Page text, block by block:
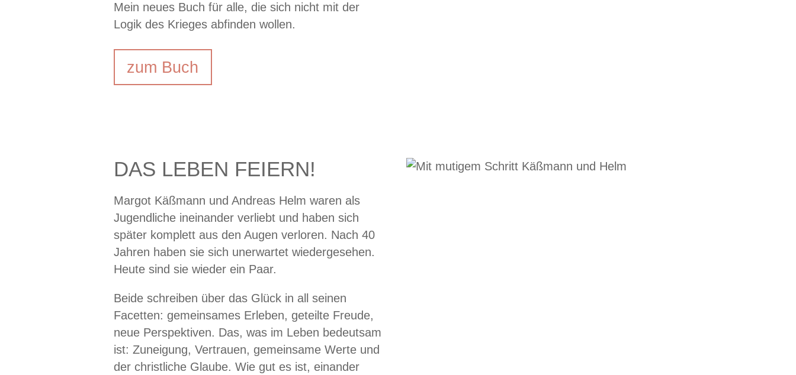
Mein neues Buch für alle, die sich nicht mit der
Logik des Krieges abfinden wollen.
zum Buch
DAS LEBEN FEIERN!
Margot Käßmann und Andreas Helm waren als
Jugendliche ineinander verliebt und haben sich
später komplett aus den Augen verloren. Nach 40
Jahren haben sie sich unerwartet wiedergesehen.
Heute sind sie wieder ein Paar.
Beide schreiben über das Glück in all seinen
Facetten: gemeinsames Erleben, geteilte Freude,
neue Perspektiven. Das, was im Leben bedeutsam
ist: Zuneigung, Vertrauen, gemeinsame Werte und
der christliche Glaube. Wie gut es ist, einander